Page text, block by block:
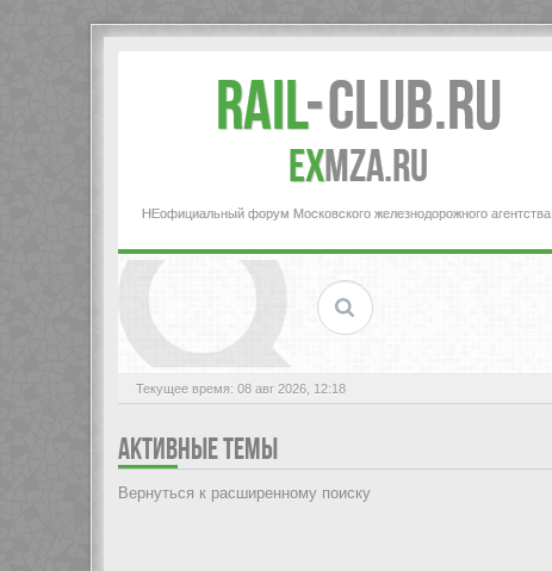
Rail-Club.RU
exMZA.RU
НЕофициальный форум Московского железнодорожного агентства
Текущее время: 08 авг 2026, 12:18
АКТИВНЫЕ ТЕМЫ
Вернуться к расширенному поиску